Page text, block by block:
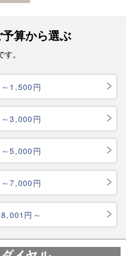
算から選ぶ
。
～1,500円
～3,000円
～5,000円
～7,000円
8,001円～